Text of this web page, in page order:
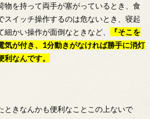
物を持って両手が塞がっているとき、食
スイッチ操作するのは危ないとき、寝起
細かい操作が面倒なときなど、
『そこを
気が付き、1分動きがなければ勝手に消灯
なんです。
ときなんかも便利なことこの上ないで